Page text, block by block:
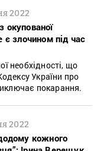
2022
окупованої
є злочином під час
необхідності, що
України про
покарання.
2022
кожного